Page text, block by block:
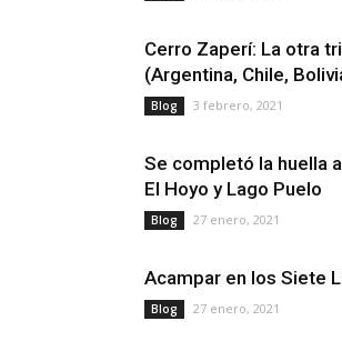
Cerro Zaperí: La otra
(Argentina, Chile,
Blog 3 febrero, 2021
Se completó la huella
El Hoyo y Lago Puelo
Blog 27 enero, 2021
Acampar en los Siete
Blog 27 enero, 2021